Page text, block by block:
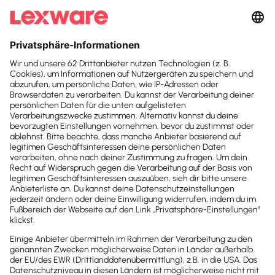
Suchfeld
Suchen
KI in der
Steuerkanzlei:
Beratung,
Fehlervermeidung und
Strategie
Wie kann KI für Ihre Kanzlei genutzt